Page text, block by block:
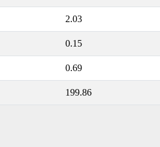
2.03
0.15
0.69
199.86